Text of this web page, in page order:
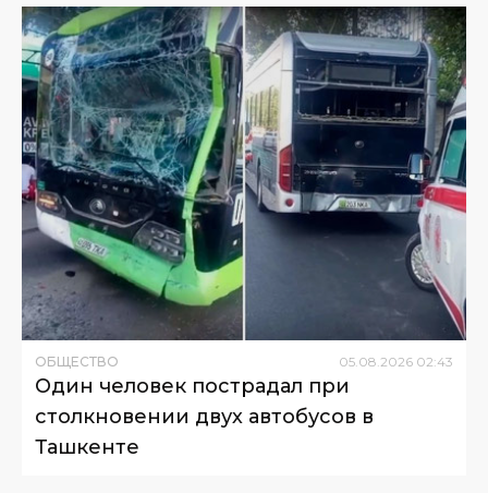
ОБЩЕСТВО 05.08.2026 02:43
Один человек пострадал при
столкновении двух автобусов в
Ташкенте